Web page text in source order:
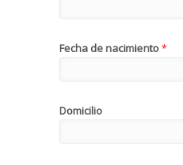
Fecha de nacimiento*
Domicilio